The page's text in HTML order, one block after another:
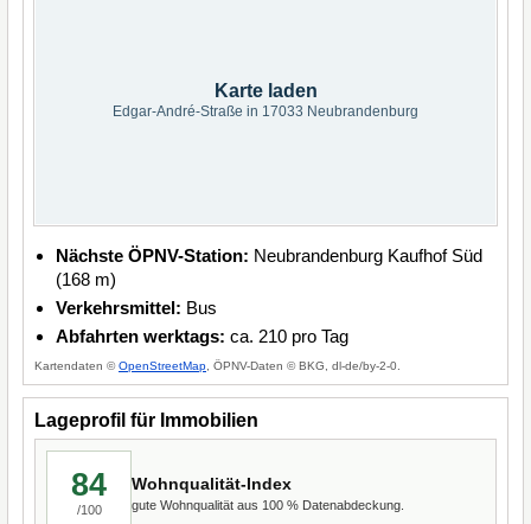
Karte laden
Edgar-André-Straße in 17033 Neubrandenburg
Nächste ÖPNV-Station: Neubrandenburg Kaufhof Süd
(168 m)
Verkehrsmittel: Bus
Abfahrten werktags: ca. 210 pro Tag
Kartendaten ©OpenStreetMap , ÖPNV-Daten © BKG, dl-de/by-2-0.
Lageprofil für Immobilien
84
/100
Wohnqualität-Index
gute Wohnqualität aus 100 % Datenabdeckung.